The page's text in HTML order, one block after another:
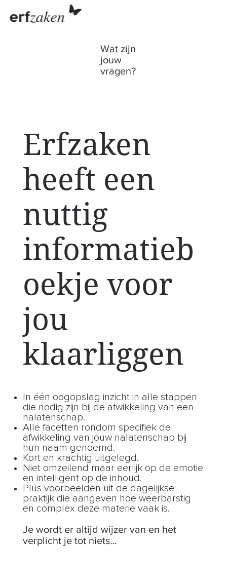
Wat zijn
jouw
vragen?
Erfzaken
heeft een
nuttig
informatieb
oekje voor
jou
klaarliggen
In één oogopslag inzicht in alle stappen
die nodig zijn bij de afwikkeling van een
nalatenschap.
Alle facetten rondom specifiek de
afwikkeling van jouw nalatenschap bij
hun naam genoemd.
Kort en krachtig uitgelegd.
Niet omzeilend maar eerlijk op de emotie
en intelligent op de inhoud.
Plus voorbeelden uit de dagelijkse
praktijk die aangeven hoe weerbarstig
en complex deze materie vaak is.
Je wordt er altijd wijzer van en het
verplicht je tot niets…